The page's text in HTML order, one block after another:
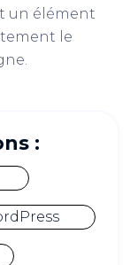
un élément
le
: